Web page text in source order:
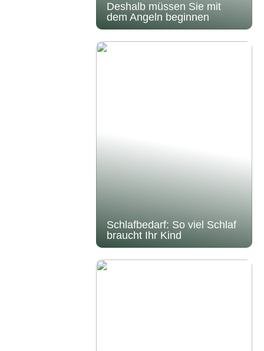
Deshalb müssen Sie mit
dem Angeln beginnen
Schlafbedarf: So viel Schlaf
braucht Ihr Kind